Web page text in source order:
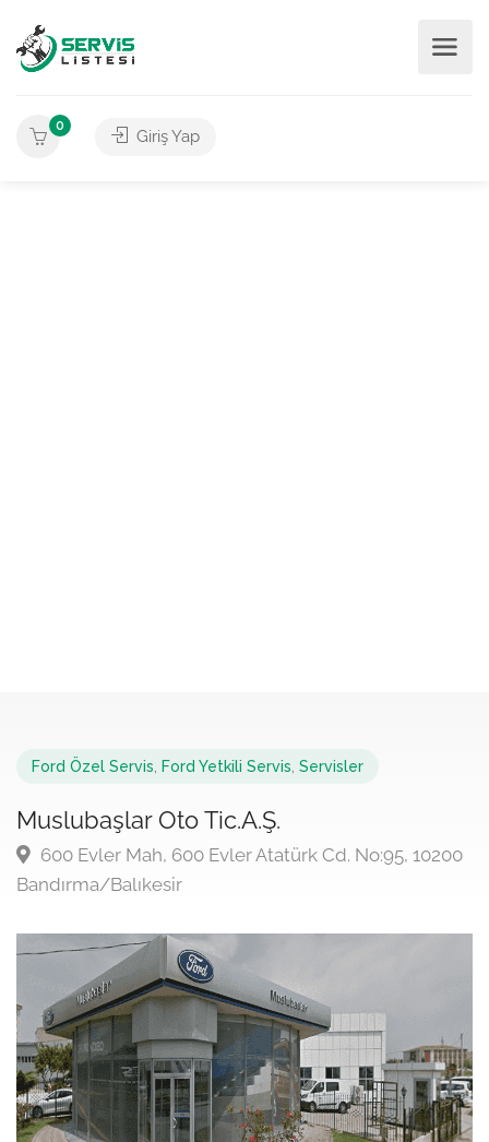
0
Giriş Yap
Ford Özel Servis Ford Yetkili Servis Servisler
Muslubaşlar Oto Tic.A.Ş.
600 Evler Mah, 600 Evler Atatürk Cd. No:95, 10200
Bandırma/Balıkesir